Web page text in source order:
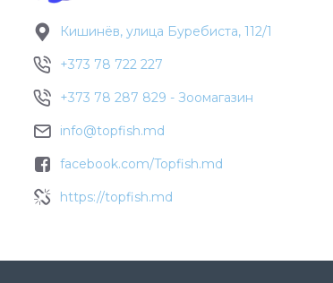
Кишинёв, улица Буребиста, 112/1
+373 78 722 227
+373 78 287 829 - Зоомагазин
info@topfish.md
facebook.com/Topfish.md
https://topfish.md